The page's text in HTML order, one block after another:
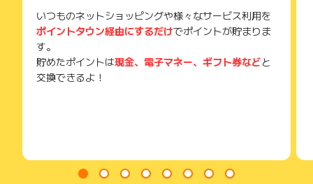
・お問い合わせ内容
・識別子
・広告ID、広告名
・登録メールアドレス
・申込者氏名
・申込日
ざいます。
いつものネットショッピングや様々なサービス利用を
ポイントタウン経由にするだけでポイントが貯まりま
す。
貯めたポイントは現金、電子マネー、ギフト券などと
交換できるよ！